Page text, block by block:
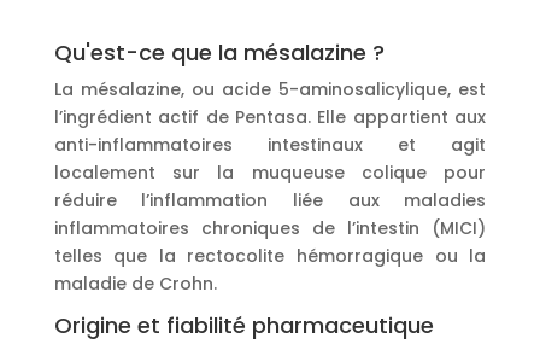
Qu'est-ce que la mésalazine ?
La mésalazine, ou acide 5-aminosalicylique, est
l’ingrédient actif de Pentasa. Elle appartient aux
anti-inflammatoires intestinaux et agit
localement sur la muqueuse colique pour
réduire l’inflammation liée aux maladies
inflammatoires chroniques de l’intestin (MICI)
telles que la rectocolite hémorragique ou la
maladie de Crohn.
Origine et fiabilité pharmaceutique